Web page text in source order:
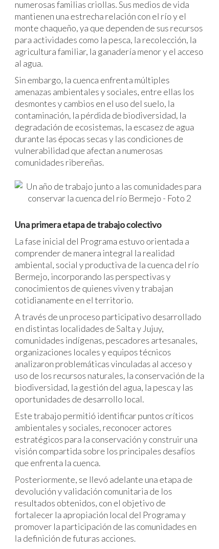
numerosas familias criollas. Sus medios de vida
mantienen una estrecha relación con el río y el
monte chaqueño, ya que dependen de sus recursos
para actividades como la pesca, la recolección, la
agricultura familiar, la ganadería menor y el acceso
al agua.
Sin embargo, la cuenca enfrenta múltiples
amenazas ambientales y sociales, entre ellas los
desmontes y cambios en el uso del suelo, la
contaminación, la pérdida de biodiversidad, la
degradación de ecosistemas, la escasez de agua
durante las épocas secas y las condiciones de
vulnerabilidad que afectan a numerosas
comunidades ribereñas.
Una primera etapa de trabajo colectivo
La fase inicial del Programa estuvo orientada a
comprender de manera integral la realidad
ambiental, social y productiva de la cuenca del río
Bermejo, incorporando las perspectivas y
conocimientos de quienes viven y trabajan
cotidianamente en el territorio.
A través de un proceso participativo desarrollado
en distintas localidades de Salta y Jujuy,
comunidades indígenas, pescadores artesanales,
organizaciones locales y equipos técnicos
analizaron problemáticas vinculadas al acceso y
uso de los recursos naturales, la conservación de la
biodiversidad, la gestión del agua, la pesca y las
oportunidades de desarrollo local.
Este trabajo permitió identificar puntos críticos
ambientales y sociales, reconocer actores
estratégicos para la conservación y construir una
visión compartida sobre los principales desafíos
que enfrenta la cuenca.
Posteriormente, se llevó adelante una etapa de
devolución y validación comunitaria de los
resultados obtenidos, con el objetivo de
fortalecer la apropiación local del Programa y
promover la participación de las comunidades en
la definición de futuras acciones.